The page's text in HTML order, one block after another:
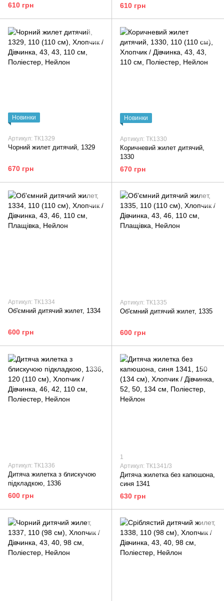
610 грн 610 грн
Новинки
Артикул: ТК1329
Чорний жилет дитячий, 1329
670 грн
Новинки
Артикул: ТК1330
Коричневий жилет дитячий,
1330
670 грн
Артикул: ТК1334
Об'ємний дитячий жилет, 1334
600 грн
Артикул: ТК1335
Об'ємний дитячий жилет, 1335
600 грн
Артикул: ТК1336
Дитяча жилетка з блискучою
підкладкою, 1336
600 грн
1
Артикул: ТК1341/3
Дитяча жилетка без капюшона,
синя 1341
630 грн